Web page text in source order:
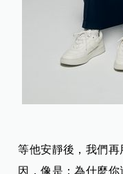
等他安靜後，我們
因，像是：為什麼